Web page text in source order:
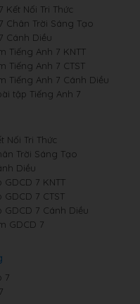
Kết Nối Tri Thức
Chân Trời Sáng Tạo
Cánh Diều
Tiếng Anh 7 KNTT
Tiếng Anh 7 CTST
Tiếng Anh 7 Cánh Diều
tập Tiếng Anh 7
Nối Tri Thức
Trời Sáng Tạo
Diều
GDCD 7 KNTT
7 CTST
GDCD 7 Cánh Diều
GDCD 7
7